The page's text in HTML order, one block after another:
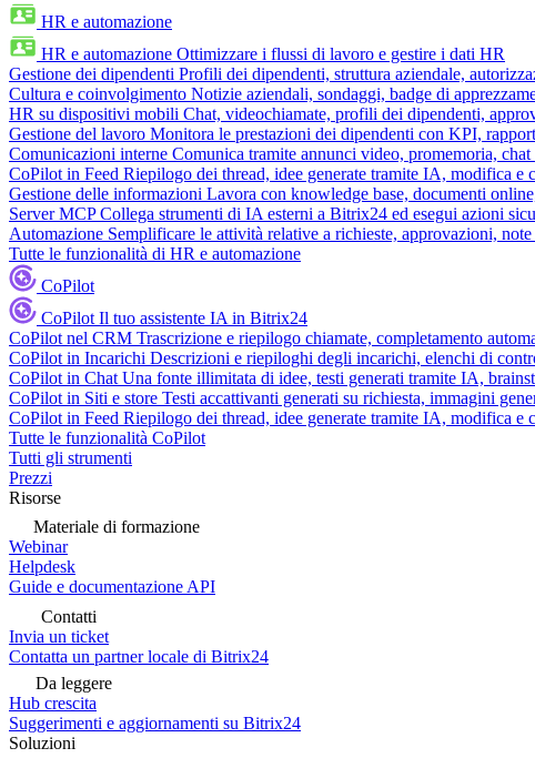
HR e automazione
HR e automazione Ottimizzare i flussi di lavoro e gestire i dati HR
Gestione dei dipendenti Profili dei dipendenti, struttura aziendale,
Cultura e coinvolgimento Notizie aziendali, sondaggi, badge di
HR su dispositivi mobili Chat, videochiamate, profili dei dipendenti,
Gestione del lavoro Monitora le prestazioni dei dipendenti con KPI,
Comunicazioni interne Comunica tramite annunci video, promemoria,
CoPilot in Feed Riepilogo dei thread, idee generate tramite IA, modifica e
Gestione delle informazioni Lavora con knowledge base, documenti
Server MCP Collega strumenti di IA esterni a Bitrix24 ed esegui azioni
Automazione Semplificare le attività relative a richieste, approvazioni,
Tutte le funzionalità di HR e automazione
CoPilot
CoPilot Il tuo assistente IA in Bitrix24
CoPilot nel CRM Trascrizione e riepilogo chiamate, completamento
CoPilot in Incarichi Descrizioni e riepiloghi degli incarichi, elenchi di
CoPilot in Chat Una fonte illimitata di idee, testi generati tramite IA,
CoPilot in Siti e store Testi accattivanti generati su richiesta, immagini
CoPilot in Feed Riepilogo dei thread, idee generate tramite IA, modifica e
Tutte le funzionalità CoPilot
Tutti gli strumenti
Prezzi
Risorse
Materiale di formazione
Webinar
Helpdesk
Guide e documentazione API
Contatti
Invia un ticket
Contatta un partner locale di Bitrix24
Da leggere
Hub crescita
Suggerimenti e aggiornamenti su Bitrix24
Soluzioni